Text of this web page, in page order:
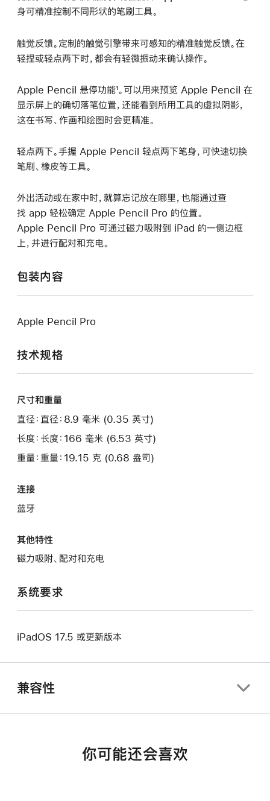
身可精准控制不同形状的笔刷工具。
触觉反馈。定制的触觉引擎带来可感知的精准触觉反馈。在
轻捏或轻点两下时，都会有轻微振动来确认操作。
Apple Pencil 悬停功能¹。可以用来预览 Apple Pencil 在
显示屏上的确切落笔位置，还能看到所用工具的虚拟阴影，
这在书写、作画和绘图时会更精准。
轻点两下。手握 Apple Pencil 轻点两下笔身，可快速切换
笔刷、橡皮等工具。
外出活动或在家中时，就算忘记放在哪里，也能通过查
找 app 轻松确定 Apple Pencil Pro 的位置。
Apple Pencil Pro 可通过磁力吸附到 iPad 的一侧边框
上，并进行配对和充电。
包装内容
Apple Pencil Pro
技术规格
尺寸和重量
直径：直径：8.9 毫米 (0.35 英寸)
长度：长度：166 毫米 (6.53 英寸)
重量：重量：19.15 克 (0.68 盎司)
连接
蓝牙
其他特性
磁力吸附、配对和充电
系统要求
iPadOS 17.5 或更新版本
兼容性
你可能还会喜欢